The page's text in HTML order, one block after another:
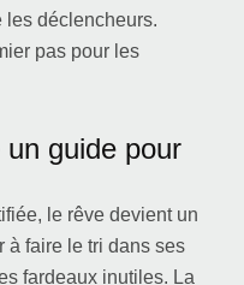
les déclencheurs.
pas pour les
guide pour
le rêve devient un
à faire le tri dans ses
fardeaux inutiles. La